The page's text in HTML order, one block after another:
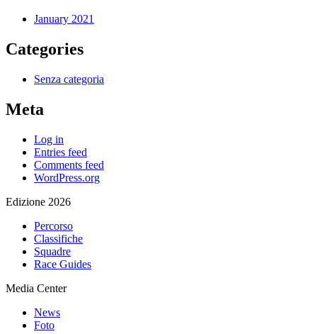
January 2021
Categories
Senza categoria
Meta
Log in
Entries feed
Comments feed
WordPress.org
Edizione 2026
Percorso
Classifiche
Squadre
Race Guides
Media Center
News
Foto